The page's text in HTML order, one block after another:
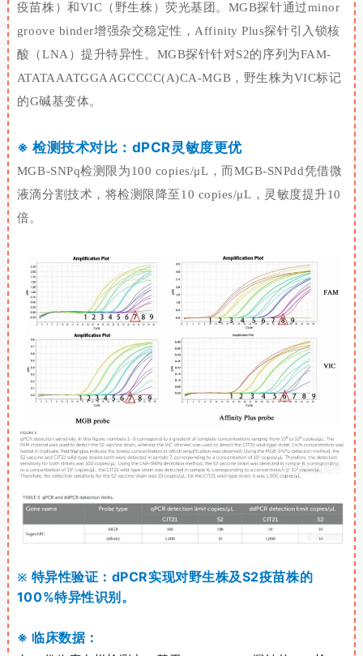
疫苗株）和VIC （野生株）荧光基团。 MGB探针通过minor
groove binder增强杂交稳定性， Affinity Plus探针引入锁核
酸（LNA ）提升特异性。 MGB探针针对S2的序列为FAM-
ATATAAATGGAAGCCCC(A)CA-MGB ，野生株为VIC标记
的G碱基变体。
※ 检测技术对比： dPCR灵敏度更优
MGB-SNPq检测限为100 copies/μL ，而MGB-SNPdd凭借微
液滴分割技术，将检测限降至10 copies/μL ，灵敏度提升10
倍。
※ 特异性验证 ： dPCR实现对野生株及S2疫苗株的
100%特异性识别 。
※ 临床数据：